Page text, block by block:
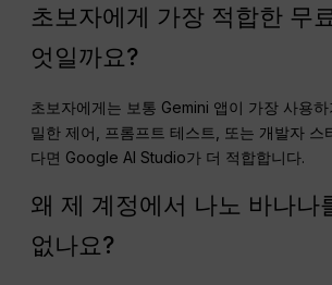
초보자에게 가장 적합한 무
엇일까요?
초보자에게는 보통 Gemini 앱이 가장 사용
밀한 제어, 프롬프트 테스트, 또는 개발자 스
다면 Google AI Studio가 더 적합합니다.
왜 제 계정에서 나노 바나나
없나요?